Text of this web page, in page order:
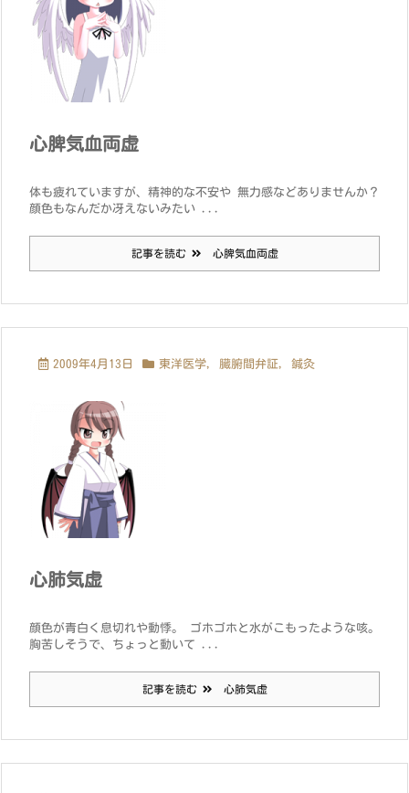
心脾気血両虚
体も疲れていますが、精神的な不安や 無力感などありませんか？
顔色もなんだか冴えないみたい ...
記事を読む 心脾気血両虚
2009年4月13日 東洋医学, 臓腑間弁証, 鍼灸
心肺気虚
顔色が青白く息切れや動悸。 ゴホゴホと水がこもったような咳。
胸苦しそうで、ちょっと動いて ...
記事を読む 心肺気虚